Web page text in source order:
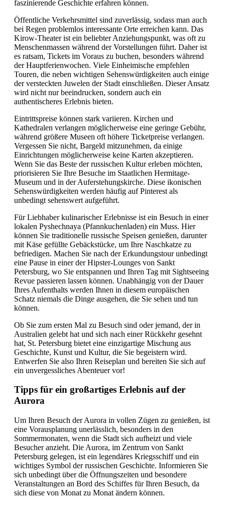
faszinierende Geschichte erfahren können.
Öffentliche Verkehrsmittel sind zuverlässig, sodass man auch
bei Regen problemlos interessante Orte erreichen kann. Das
Kirow-Theater ist ein beliebter Anziehungspunkt, was oft zu
Menschenmassen während der Vorstellungen führt. Daher ist
es ratsam, Tickets im Voraus zu buchen, besonders während
der Hauptferienwochen. Viele Einheimische empfehlen
Touren, die neben wichtigen Sehenswürdigkeiten auch einige
der versteckten Juwelen der Stadt einschließen. Dieser Ansatz
wird nicht nur beeindrucken, sondern auch ein
authentischeres Erlebnis bieten.
Eintrittspreise können stark variieren. Kirchen und
Kathedralen verlangen möglicherweise eine geringe Gebühr,
während größere Museen oft höhere Ticketpreise verlangen.
Vergessen Sie nicht, Bargeld mitzunehmen, da einige
Einrichtungen möglicherweise keine Karten akzeptieren.
Wenn Sie das Beste der russischen Kultur erleben möchten,
priorisieren Sie Ihre Besuche im Staatlichen Hermitage-
Museum und in der Auferstehungskirche. Diese ikonischen
Sehenswürdigkeiten werden häufig auf Pinterest als
unbedingt sehenswert aufgeführt.
Für Liebhaber kulinarischer Erlebnisse ist ein Besuch in einer
lokalen Pyshechnaya (Pfannkuchenladen) ein Muss. Hier
können Sie traditionelle russische Speisen genießen, darunter
mit Käse gefüllte Gebäckstücke, um Ihre Naschkatze zu
befriedigen. Machen Sie nach der Erkundungstour unbedingt
eine Pause in einer der Hipster-Lounges von Sankt
Petersburg, wo Sie entspannen und Ihren Tag mit Sightseeing
Revue passieren lassen können. Unabhängig von der Dauer
Ihres Aufenthalts werden Ihnen in diesem europäischen
Schatz niemals die Dinge ausgehen, die Sie sehen und tun
können.
Ob Sie zum ersten Mal zu Besuch sind oder jemand, der in
Australien gelebt hat und sich nach einer Rückkehr gesehnt
hat, St. Petersburg bietet eine einzigartige Mischung aus
Geschichte, Kunst und Kultur, die Sie begeistern wird.
Entwerfen Sie also Ihren Reiseplan und bereiten Sie sich auf
ein unvergessliches Abenteuer vor!
Tipps für ein großartiges Erlebnis auf der
Aurora
Um Ihren Besuch der Aurora in vollen Zügen zu genießen, ist
eine Vorausplanung unerlässlich, besonders in den
Sommermonaten, wenn die Stadt sich aufheizt und viele
Besucher anzieht. Die Aurora, im Zentrum von Sankt
Petersburg gelegen, ist ein legendäres Kriegsschiff und ein
wichtiges Symbol der russischen Geschichte. Informieren Sie
sich unbedingt über die Öffnungszeiten und besondere
Veranstaltungen an Bord des Schiffes für Ihren Besuch, da
sich diese von Monat zu Monat ändern können.